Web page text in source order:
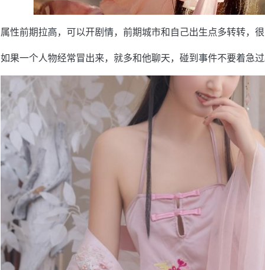
属性前期拉高，可以开剧情，前期城市和自己出生点多转转，很
如果一个人物经常冒出来，就多和他聊天，碰到事件不要着急过